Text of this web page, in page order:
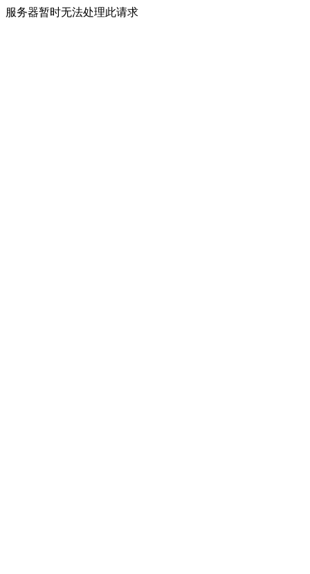
服务器暂时无法处理此请求